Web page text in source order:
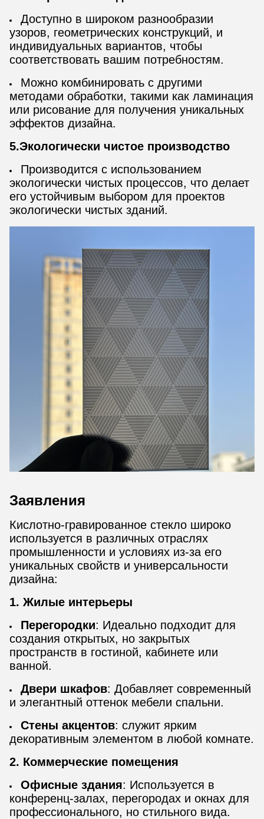
Доступно в широком разнообразии
узоров, геометрических конструкций, и
индивидуальных вариантов, чтобы
соответствовать вашим потребностям.
Можно комбинировать с другими
методами обработки, такими как ламинация
или рисование для получения уникальных
эффектов дизайна.
5.Экологически чистое производство
Производится с использованием
экологически чистых процессов, что делает
его устойчивым выбором для проектов
экологически чистых зданий.
Заявления
Кислотно-гравированное стекло широко
используется в различных отраслях
промышленности и условиях из-за его
уникальных свойств и универсальности
дизайна:
1. Жилые интерьеры
Перегородки: Идеально подходит для
создания открытых, но закрытых
пространств в гостиной, кабинете или
ванной.
Двери шкафов: Добавляет современный
и элегантный оттенок мебели спальни.
Стены акцентов: служит ярким
декоративным элементом в любой комнате.
2. Коммерческие помещения
Офисные здания: Используется в
конференц-залах, перегородах и окнах для
профессионального, но стильного вида.